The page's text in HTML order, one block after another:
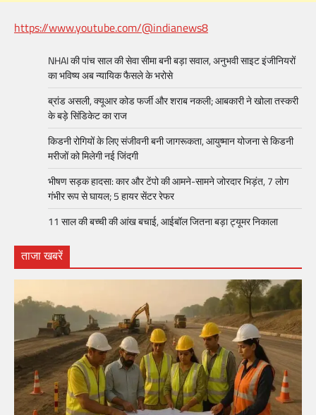
https://www.youtube.com/@indianews8
NHAI की पांच साल की सेवा सीमा बनी बड़ा सवाल, अनुभवी साइट इंजीनियरों
का भविष्य अब न्यायिक फैसले के भरोसे
ब्रांड असली, क्यूआर कोड फर्जी और शराब नकली; आबकारी ने खोला तस्करी
के बड़े सिंडिकेट का राज
किडनी रोगियों के लिए संजीवनी बनी जागरूकता, आयुष्मान योजना से किडनी
मरीजों को मिलेगी नई जिंदगी
भीषण सड़क हादसा: कार और टेंपो की आमने-सामने जोरदार भिड़ंत, 7 लोग
गंभीर रूप से घायल; 5 हायर सेंटर रेफर​
11 साल की बच्ची की आंख बचाई, आईबॉल जितना बड़ा ट्यूमर निकाला
ताजा खबरें